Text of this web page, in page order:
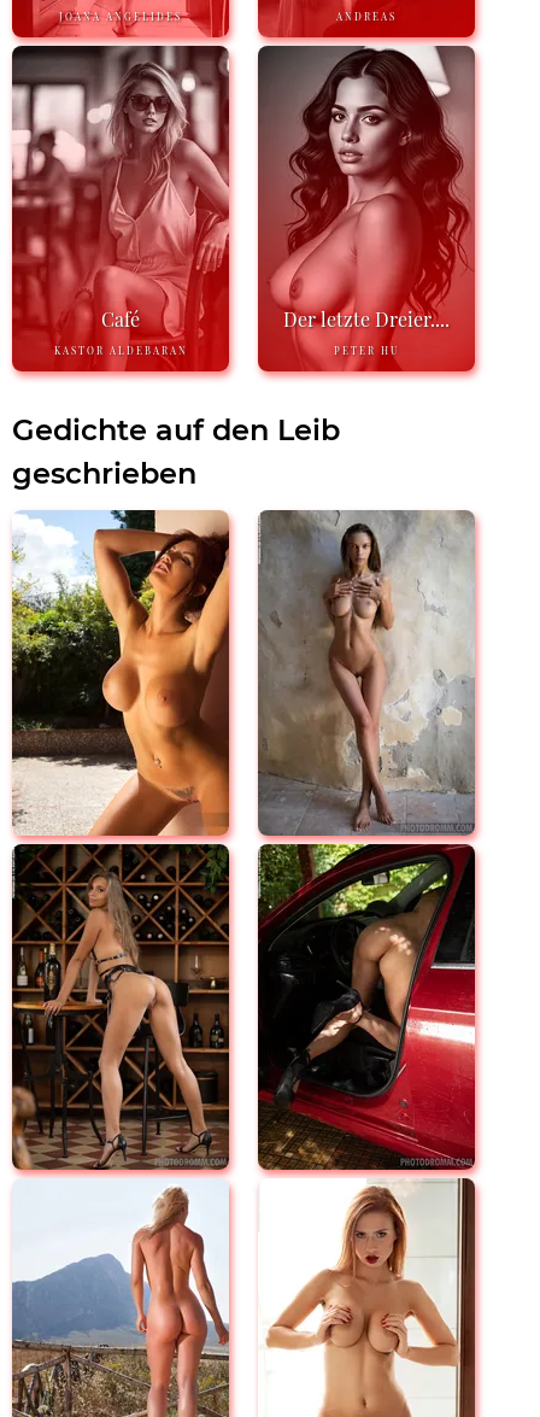
JOANA ANGELIDES ANDREAS
Café
KASTOR ALDEBARAN
Der letzte Dreier....
PETER HU
Gedichte auf den Leib
geschrieben